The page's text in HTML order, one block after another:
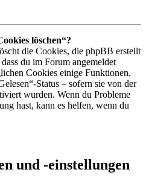
löschen“?
die Cookies, die phpBB erstellt
du im Forum angemeldet
Cookies einige Funktionen,
Status – sofern sie von der
wurden. Wenn du Probleme
hast, kann es helfen, wenn du
und -einstellungen